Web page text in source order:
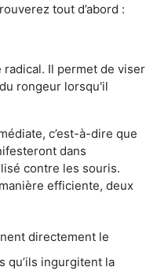
tout d’abord :
radical. Il permet de viser
rongeur lorsqu'il
c’est-à-dire que
dans
contre les souris.
efficiente, deux
directement le
qu’ils ingurgitent la